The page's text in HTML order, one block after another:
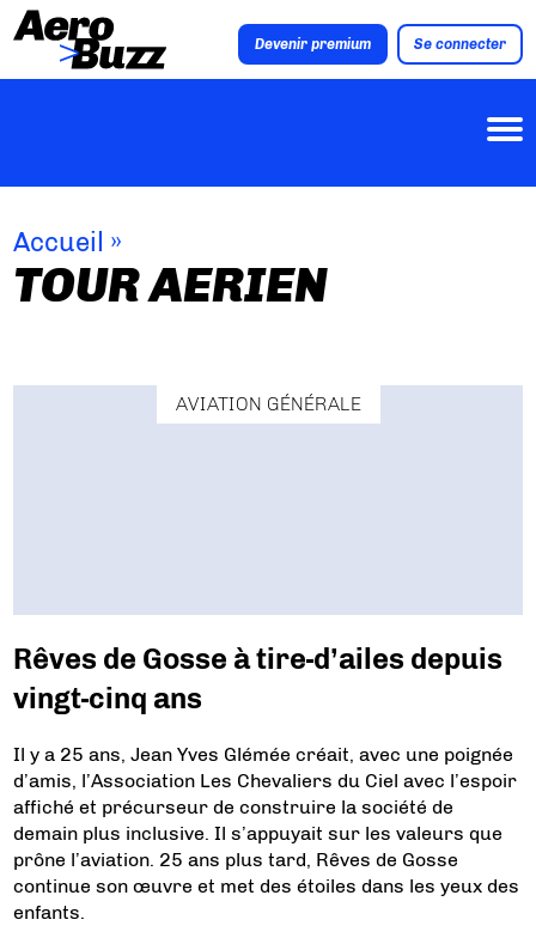
Devenir premium Se connecter
Accueil »
TOUR AERIEN
AVIATION GÉNÉRALE
Rêves de Gosse à tire-d’ailes depuis
vingt-cinq ans
Il y a 25 ans, Jean Yves Glémée créait, avec une poignée
d’amis, l’Association Les Chevaliers du Ciel avec l’espoir
affiché et précurseur de construire la société de
demain plus inclusive. Il s’appuyait sur les valeurs que
prône l’aviation. 25 ans plus tard, Rêves de Gosse
continue son œuvre et met des étoiles dans les yeux des
enfants.